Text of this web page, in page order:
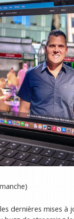
dernières mises